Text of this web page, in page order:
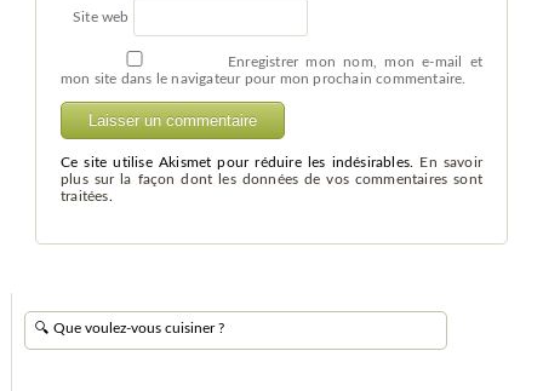
Site web
Enregistrer mon nom, mon e-mail et
mon site dans le navigateur pour mon prochain commentaire.
Ce site utilise Akismet pour réduire les indésirables. En savoir
plus sur la façon dont les données de vos commentaires sont
traitées.